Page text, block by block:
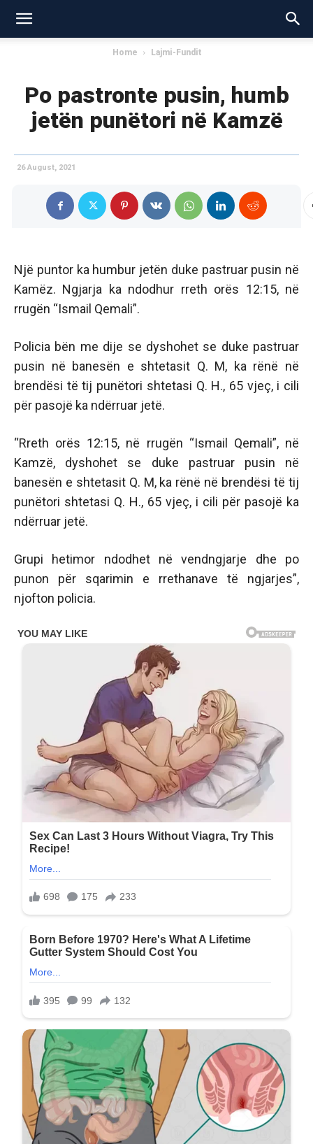
Home Lajmi-Fundit
Po pastronte pusin, humb
jetën punëtori në Kamzë
26 August, 2021
Një puntor ka humbur jetën duke pastruar pusin në
Kamëz. Ngjarja ka ndodhur rreth orës 12:15, në
rrugën “Ismail Qemali”.
Policia bën me dije se dyshohet se duke pastruar
pusin në banesën e shtetasit Q. M, ka rënë në
brendësi të tij punëtori shtetasi Q. H., 65 vjeç, i cili
për pasojë ka ndërruar jetë.
“Rreth orës 12:15, në rrugën “Ismail Qemali”, në
Kamzë, dyshohet se duke pastruar pusin në
banesën e shtetasit Q. M, ka rënë në brendësi të tij
punëtori shtetasi Q. H., 65 vjeç, i cili për pasojë ka
ndërruar jetë.
Grupi hetimor ndodhet në vendngjarje dhe po
punon për sqarimin e rrethanave të ngjarjes”,
njofton policia.